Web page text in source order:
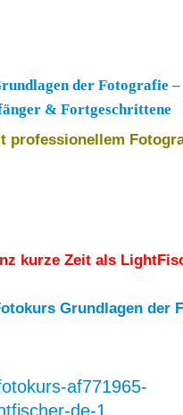
der Fotografie
& Fortgeschrittene
professionellem
kurze Zeit als
Grundlagen der